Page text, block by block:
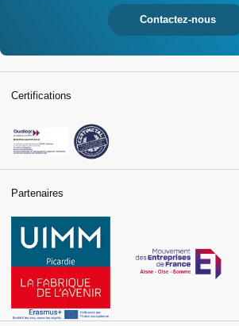
Contactez-nous
Certifications
Partenaires